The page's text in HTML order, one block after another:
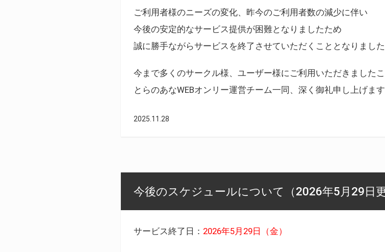
ご利用者様のニーズの変化、昨今のご利用者数の減少に伴い
今後の安定的なサービス提供が困難となりましたため
誠に勝手ながらサービスを終了させていただくこととなりました
今まで多くのサークル様、ユーザー様にご利用いただきました
とらのあなWEBオンリー運営チーム一同、深く御礼申し上げます
2025.11.28
今後のスケジュールについて（2026年5月29日更
サービス終了日： 2026年5月29日（金）